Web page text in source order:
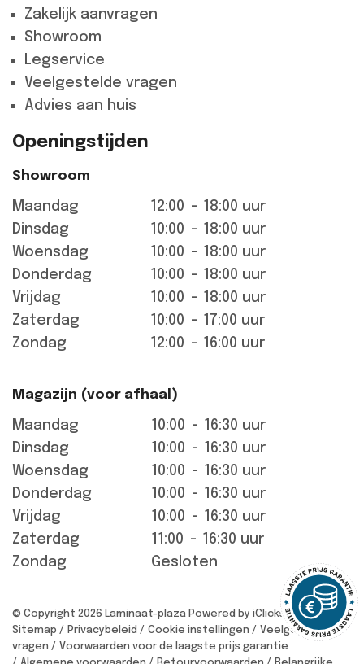
Zakelijk aanvragen
Showroom
Legservice
Veelgestelde vragen
Advies aan huis
Openingstijden
Showroom
Maandag 12:00 - 18:00 uur
Dinsdag
10:00 - 18:00 uur
Woensdag
10:00 - 18:00 uur
Donderdag
10:00 - 18:00 uur
Vrijdag
10:00 - 18:00 uur
Zaterdag
10:00 - 17:00 uur
Zondag
12:00 - 16:00 uur
Magazijn (voor afhaal)
Maandag 10:00 - 16:30 uur
Dinsdag
10:00 - 16:30 uur
Woensdag
10:00 - 16:30 uur
Donderdag
10:00 - 16:30 uur
Vrijdag
10:00 - 16:30 uur
Zaterdag
11:00 - 16:30 uur
Zondag
Gesloten
© Copyright 2026 Laminaat-plaza Powered by iClicks
Sitemap
Privacybeleid Cookie instellingen
Veelgestelde
vragen
Voorwaarden voor de laagste prijs garantie